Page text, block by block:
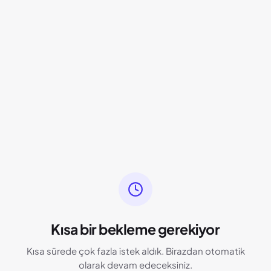
Kısa bir bekleme gerekiyor
Kısa sürede çok fazla istek aldık. Birazdan otomatik
olarak devam edeceksiniz.